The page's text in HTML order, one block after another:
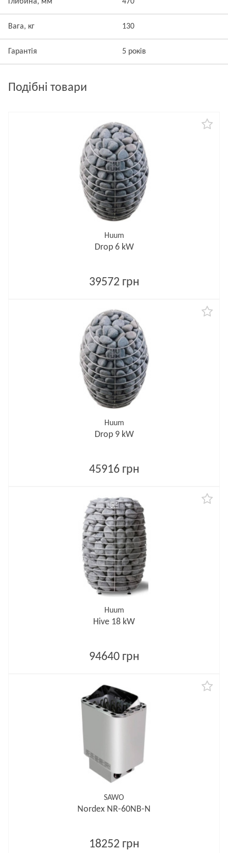
Вага, кг 130
Гарантія 5 років
Подібні товари
Huum
Drop 6 kW
39572 грн
Huum
Drop 9 kW
45916 грн
Huum
Hive 18 kW
94640 грн
SAWO
Nordex NR-60NB-N
18252 грн